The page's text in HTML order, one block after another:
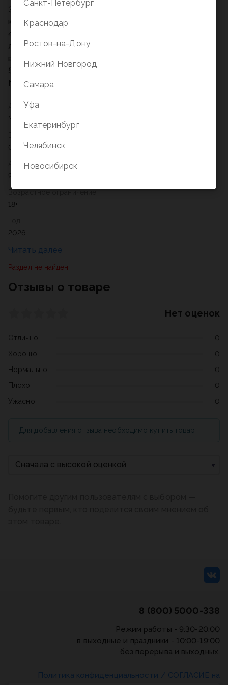
Автор
Мерседес Рон
0,423
Артикул
978-5-17-138836-2
18+
2026
3. Испанский автор Мерседес Рон — лауреат
конкурса Wattys 2016 года.
4. Жаркие страсти, мафия, приключения и, конечно,
любовь — отличный коктейль, смешать, но не
взбалтывать.
5. Рекомендуется к прочтению всем, кто любит
New Adult.
Раздел не найден
Сначала с высокой оценкой
Отзывы о товаре
Нет оценок
Отлично
0
Хорошо
0
Нормально
0
Плохо
0
Ужасно
0
Для добавления отзыва необходимо купить товар
8 (800) 5000-338
Режим работы - 9:30-20:00
в выходные и праздники - 10:00-19:00
без перерыва и выходных.
Политика конфиденциальности / СОГЛАСИЕ на
Санкт-Петербург
Краснодар
Ростов-на-Дону
Нижний Новгород
Самара
Уфа
Екатеринбург
Челябинск
Новосибирск